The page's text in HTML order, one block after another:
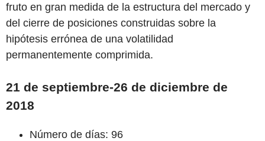
fruto en gran medida de la estructura del mercado y
del cierre de posiciones construidas sobre la
hipótesis errónea de una volatilidad
permanentemente comprimida.
21 de septiembre-26 de diciembre de
2018
Número de días: 96